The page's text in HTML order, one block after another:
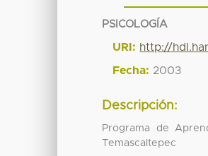
PSICOLOGÍA
URI: http://
Fecha: 2003
Descripción:
Programa de
Temascaltepec